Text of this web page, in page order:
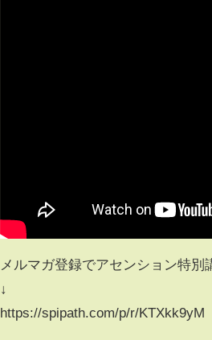
メルマガ登録でアセンション特別
↓
https://spipath.com/p/r/KTXkk9yM